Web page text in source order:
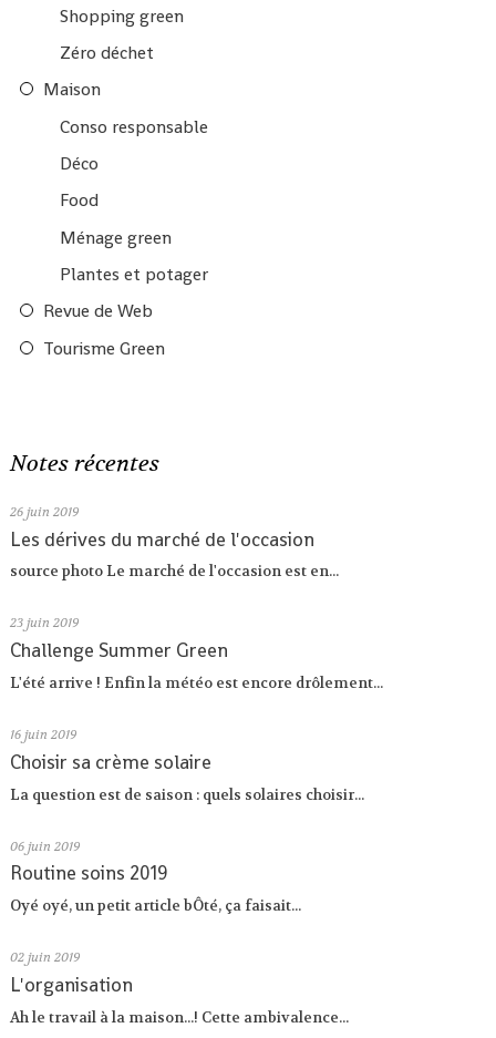
Shopping green
Zéro déchet
Maison
Conso responsable
Déco
Food
Ménage green
Plantes et potager
Revue de Web
Tourisme Green
Notes récentes
26 juin 2019
Les dérives du marché de l'occasion
source photo Le marché de l'occasion est en...
23 juin 2019
Challenge Summer Green
L'été arrive ! Enfin la météo est encore drôlement...
16 juin 2019
Choisir sa crème solaire
La question est de saison : quels solaires choisir...
06 juin 2019
Routine soins 2019
Oyé oyé, un petit article bÔté, ça faisait...
02 juin 2019
L'organisation
Ah le travail à la maison...! Cette ambivalence...